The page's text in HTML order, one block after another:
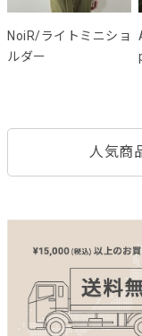
NoiR/ライトミニショ
ルダー
人気商